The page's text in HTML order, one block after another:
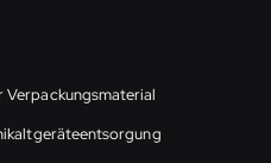
Verpackungsmaterial